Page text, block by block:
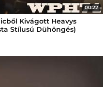
00:22
Kivágott Heavys
Stílusú Dühöngés)